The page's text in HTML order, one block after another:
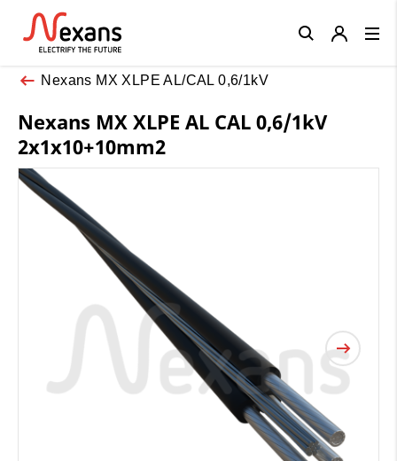
Nexans MX XLPE AL/CAL 0,6/1kV
Nexans MX XLPE AL CAL 0,6/1kV
2x1x10+10mm2
Close